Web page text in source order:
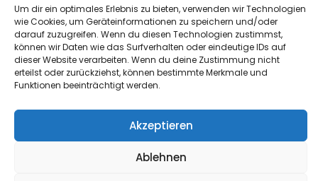
Um dir ein optimales Erlebnis zu bieten, verwenden wir Technologien
wie Cookies, um Geräteinformationen zu speichern und/oder
darauf zuzugreifen. Wenn du diesen Technologien zustimmst,
können wir Daten wie das Surfverhalten oder eindeutige IDs auf
dieser Website verarbeiten. Wenn du deine Zustimmung nicht
erteilst oder zurückziehst, können bestimmte Merkmale und
Funktionen beeinträchtigt werden.
Akzeptieren
Ablehnen